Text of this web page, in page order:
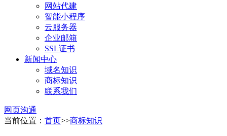
网站代建
智能小程序
云服务器
企业邮箱
SSL证书
新闻中心
域名知识
商标知识
联系我们
网页沟通
当前位置： 首页>>商标知识